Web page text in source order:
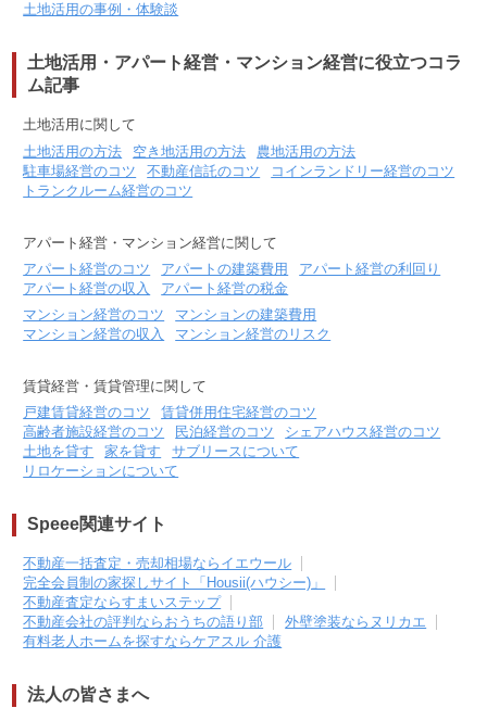
土地活用の事例・体験談
土地活用・アパート経営・マンション経営に役立つコラ
ム記事
土地活用に関して
土地活用の方法
空き地活用の方法
農地活用の方法
駐車場経営のコツ
不動産信託のコツ
コインランドリー経営のコツ
トランクルーム経営のコツ
アパート経営・マンション経営に関して
アパート経営のコツ
アパートの建築費用
アパート経営の利回り
アパート経営の収入
アパート経営の税金
マンション経営のコツ
マンションの建築費用
マンション経営の収入
マンション経営のリスク
賃貸経営・賃貸管理に関して
戸建賃貸経営のコツ
賃貸併用住宅経営のコツ
高齢者施設経営のコツ
民泊経営のコツ
シェアハウス経営のコツ
土地を貸す
家を貸す
サブリースについて
リロケーションについて
Speee関連サイト
不動産一括査定・売却相場ならイエウール
完全会員制の家探しサイト「Housii(ハウシー)」
不動産査定ならすまいステップ
不動産会社の評判ならおうちの語り部
外壁塗装ならヌリカエ
有料老人ホームを探すならケアスル 介護
法人の皆さまへ